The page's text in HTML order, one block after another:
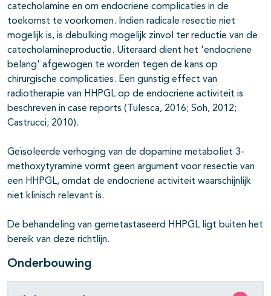
catecholamine en om endocriene complicaties in de
toekomst te voorkomen. Indien radicale resectie niet
mogelijk is, is debulking mogelijk zinvol ter reductie van de
catecholamineproductie. Uiteraard dient het 'endocriene
belang' afgewogen te worden tegen de kans op
chirurgische complicaties. Een gunstig effect van
radiotherapie van HHPGL op de endocriene activiteit is
beschreven in case reports (Tulesca, 2016; Soh, 2012;
Castrucci; 2010).
Geïsoleerde verhoging van de dopamine metaboliet 3-
methoxytyramine vormt geen argument voor resectie van
een HHPGL, omdat de endocriene activiteit waarschijnlijk
niet klinisch relevant is.
De behandeling van gemetastaseerd HHPGL ligt buiten het
bereik van deze richtlijn.
Onderbouwing